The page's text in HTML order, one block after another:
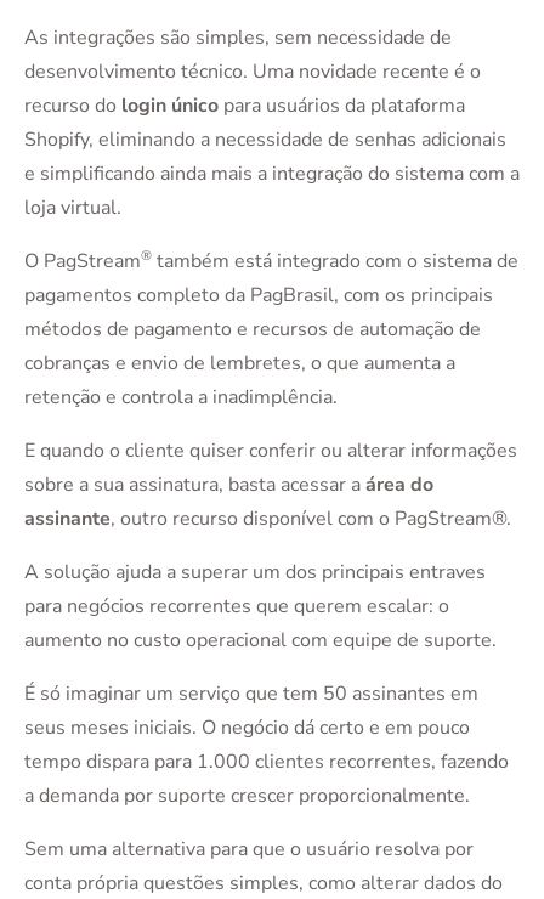
As integrações são simples, sem necessidade de
desenvolvimento técnico. Uma novidade recente é o
recurso do login único para usuários da plataforma
Shopify, eliminando a necessidade de senhas adicionais
e simplificando ainda mais a integração do sistema com a
loja virtual.
O PagStream® também está integrado com o sistema de
pagamentos completo da PagBrasil, com os principais
métodos de pagamento e recursos de automação de
cobranças e envio de lembretes, o que aumenta a
retenção e controla a inadimplência.
E quando o cliente quiser conferir ou alterar informações
sobre a sua assinatura, basta acessar aárea do
assinante, outro recurso disponível com o PagStream®.
A solução ajuda a superar um dos principais entraves
para negócios recorrentes que querem escalar: o
aumento no custo operacional com equipe de suporte.
É só imaginar um serviço que tem 50 assinantes em
seus meses iniciais. O negócio dá certo e em pouco
tempo dispara para 1.000 clientes recorrentes, fazendo
a demanda por suporte crescer proporcionalmente.
Sem uma alternativa para que o usuário resolva por
conta própria questões simples, como alterar dados do